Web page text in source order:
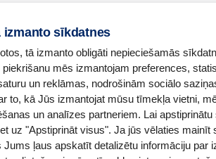
izmanto sīkdatnes
tā izmanto obligāti nepieciešamās
mēs izmantojam preferences,
un reklāmas, nodrošinām sociālo
to, kā Jūs izmantojat mūsu tīmekļa vietni,
un analīzes partneriem. Lai
uz "Apstiprināt visus". Ja jūs vēlaties
ļaus apskatīt detalizētu informāciju par
numurs: A00010
kontakti
vadītāja:
farmaceite: Jeļena Gončarova